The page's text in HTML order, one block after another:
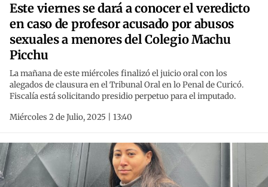
Este viernes se dará a conocer el veredicto
en caso de profesor acusado por abusos
sexuales a menores del Colegio Machu
Picchu
La mañana de este miércoles finalizó el juicio oral con los
alegados de clausura en el Tribunal Oral en lo Penal de Curicó.
Fiscalía está solicitando presidio perpetuo para el imputado.
Miércoles 2 de Julio, 2025 | 13:40